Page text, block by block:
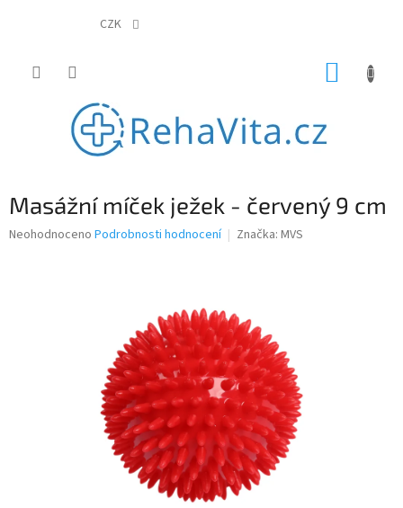
CZK
Masážní míček ježek - červený 9 cm
Průměrné
Neohodnoceno Podrobnosti hodnocení Značka: MVS